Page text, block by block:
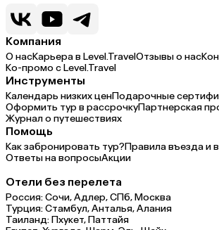
Компания
О насКарьера в Level.TravelОтзывы о нас
Ко-промо с Level.Travel
Инструменты
Календарь низких ценПодарочные
Оформить тур в рассрочкуПартнерская
Журнал о путешествиях
Помощь
Как забронировать тур?Правила въезда и
Ответы на вопросыАкции
Отели без перелета
Россия:Сочи,Адлер,СПб,Москва
Турция:Стамбул,Анталья,Алания
Таиланд:Пхукет,Паттайя